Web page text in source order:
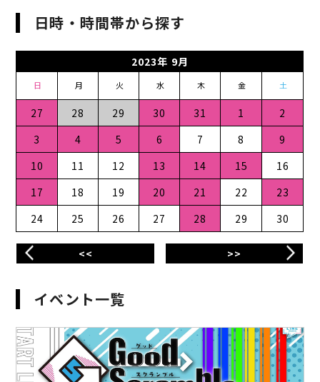
日時・時間帯から探す
<<
2023年 9月
>>
日 月 火 水 木 金 土
27 28 29 30 31 1
2
3
4 5 6 7 8
9
10
11 12 13 14 15
16
17
18 19 20 21 22
23
24
25 26 27 28 29 30
イベント一覧